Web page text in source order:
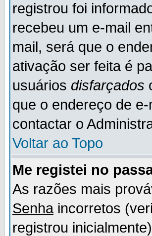
registrou foi
recebeu um e-mail
mail, será que o
ativação ser feita é
usuários disfarçados
que o endereço de
contactar o
Voltar ao Topo
Me registei no
As razões mais
Senhaincorretos
registrou